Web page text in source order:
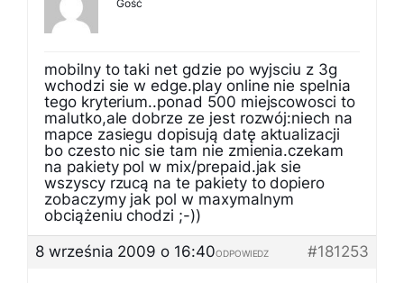
Gość
mobilny to taki net gdzie po wyjsciu z 3g
wchodzi sie w edge.play online nie spelnia
tego kryterium..ponad 500 miejscowosci to
malutko,ale dobrze ze jest rozwój:niech na
mapce zasiegu dopisują datę aktualizacji
bo czesto nic sie tam nie zmienia.czekam
na pakiety pol w mix/prepaid.jak sie
wszyscy rzucą na te pakiety to dopiero
zobaczymy jak pol w maxymalnym
obciążeniu chodzi ;-))
8 września 2009 o 16:40
#181253
ODPOWIEDZ